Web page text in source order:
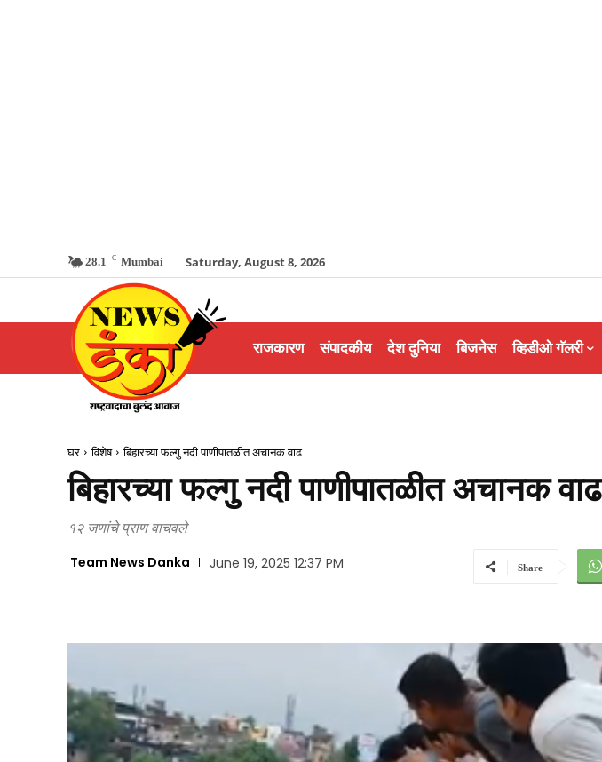
28.1 C Mumbai Saturday, August 8, 2026
राजकारण संपादकीय देश दुनिया बिजनेस व्हिडीओ गॅलरी
घर विशेष बिहारच्या फल्गु नदी पाणीपातळीत अचानक वाढ
बिहारच्या फल्गु नदी पाणीपातळीत अचानक वाढ
१२ जणांचे प्राण वाचवले
Team News Danka June 19, 2025 12:37 PM Share